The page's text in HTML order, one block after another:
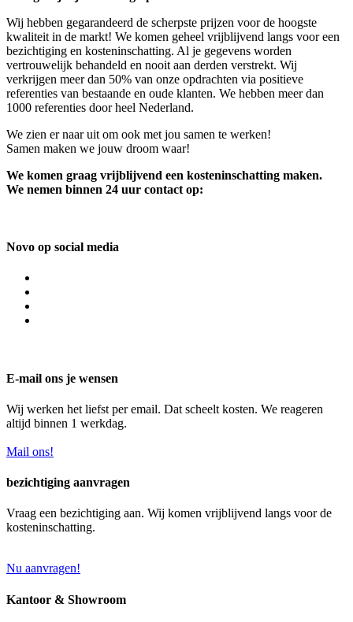
Wij hebben gegarandeerd de scherpste prijzen voor de hoogste
kwaliteit in de markt! We komen geheel vrijblijvend langs voor een
bezichtiging en kosteninschatting. Al je gegevens worden
vertrouwelijk behandeld en nooit aan derden verstrekt. Wij
verkrijgen meer dan 50% van onze opdrachten via positieve
referenties van bestaande en oude klanten. We hebben meer dan
1000 referenties door heel Nederland.
We zien er naar uit om ook met jou samen te werken!
Samen maken we jouw droom waar!
We komen graag vrijblijvend een kosteninschatting maken.
We nemen binnen 24 uur contact op:
Novo op social media
E-mail ons je wensen
Wij werken het liefst per email. Dat scheelt kosten. We reageren
altijd binnen 1 werkdag.
Mail ons!
bezichtiging aanvragen
Vraag een bezichtiging aan. Wij komen vrijblijvend langs voor de
kosteninschatting.
Nu aanvragen!
Kantoor & Showroom